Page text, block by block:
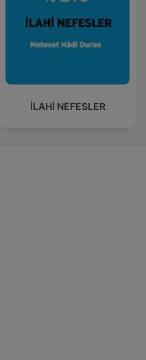
İLAHİ NEFESLER